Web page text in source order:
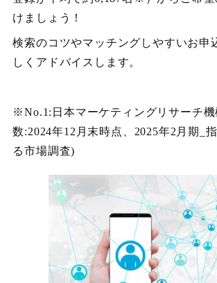
けましょう！
検索のコツやマッチングしやすいお申
しくアドバイスします。
※No.1:日本マーケティングリサーチ機
数:2024年12月末時点、2025年2月期_
る市場調査)